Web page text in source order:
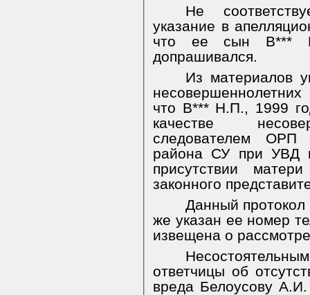
Не
указание в
что ее сын В***
допрашивался.
Из материалов
что В*** Н.П., 1999
качестве
следователем ОРП
района СУ при УВД
присутствии
законного
Данный
же указан ее номер
извещена о
ответчицы об
вреда Белоусову